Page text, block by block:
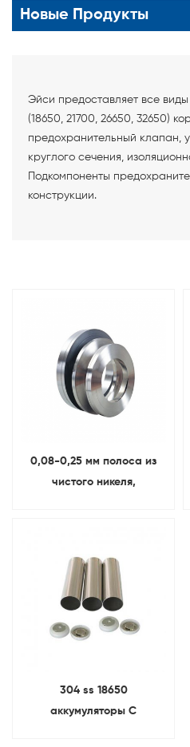
Новые Продукты
Эйси предоставляет все
(18650, 21700, 26650, 32650)
предохранительный клапан,
круглого сечения,
Подкомпоненты
конструкции.
0,08-0,25 мм полоса из
чистого никеля,
304 ss 18650
аккумуляторы С